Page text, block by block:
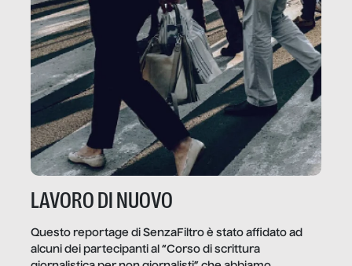
LAVORO DI NUOVO
Questo reportage di SenzaFiltro è stato affidato ad
alcuni dei partecipanti al “Corso di scrittura